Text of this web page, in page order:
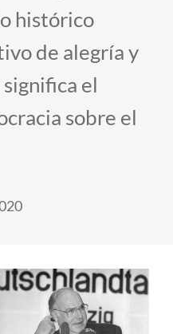
histórico
de alegría y
el
sobre el